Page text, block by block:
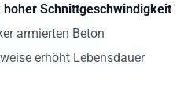
hoher Schnittgeschwindigkeit
armierten Beton
erhöht Lebensdauer